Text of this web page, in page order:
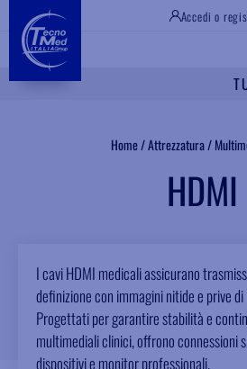
Accedi o
Home/Attrezzatura/
HDMI
I cavi HDMI medicali assicurano
definizione con immagini nitide e prive
Progettati per garantire stabilità e
multimediali clinici, offrono connessioni
dispositivi e monitor professionali.